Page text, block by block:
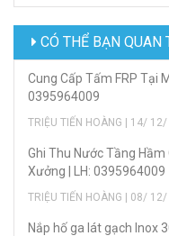
CÓ THỂ BẠN QUAN
Cung Cấp Tấm FRP Tại
0395964009
TRIỆU TIẾN HOÀNG | 14/
Ghi Thu Nước Tầng
Xưởng | LH: 0395964009
TRIỆU TIẾN HOÀNG | 08/
Nắp hố ga lát gạch Inox